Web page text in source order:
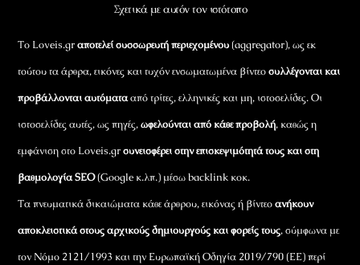
Σχετικά με αυτόν τον ιστότοπο
Το Loveis.grαποτελεί συσσωρευτή περιεχομένου(aggregator), ως εκ
τούτου τα άρθρα, εικόνες και τυχόν ενσωματωμένα βίντεοσυλλέγονται και
προβάλλονται αυτόματααπό τρίτες, ελληνικές και μη, ιστοσελίδες. Οι
ιστοσελίδες αυτές, ως πηγές,ωφελούνται από κάθε προβολή, καθώς η
εμφάνιση στο Loveis.grσυνεισφέρει στην επισκεψιμότητά τους και στη
βαθμολογία SEO(Google κ.λπ.) μέσω backlink κοκ.
Τα πνευματικά δικαιώματα κάθε άρθρου, εικόνας ή βίντεοανήκουν
αποκλειστικά στους αρχικούς δημιουργούς και φορείς τους, σύμφωνα με
τον Νόμο 2121/1993 και την Ευρωπαϊκή Οδηγία 2019/790 (ΕΕ) περί